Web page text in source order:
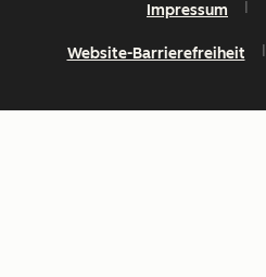
Impressum
Website-Barrierefreiheit